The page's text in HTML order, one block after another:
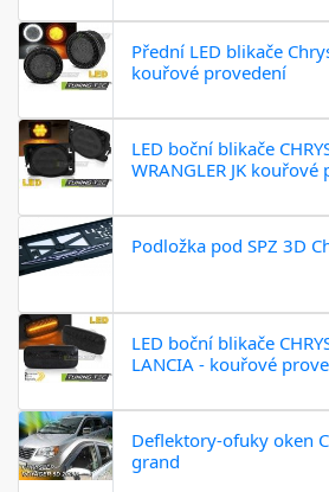
Přední LED blikače
kouřové provedení
LED boční blikače
WRANGLER JK
Podložka pod SPZ 3D
LED boční blikače
LANCIA - kouřové
Deflektory-ofuky oken
grand